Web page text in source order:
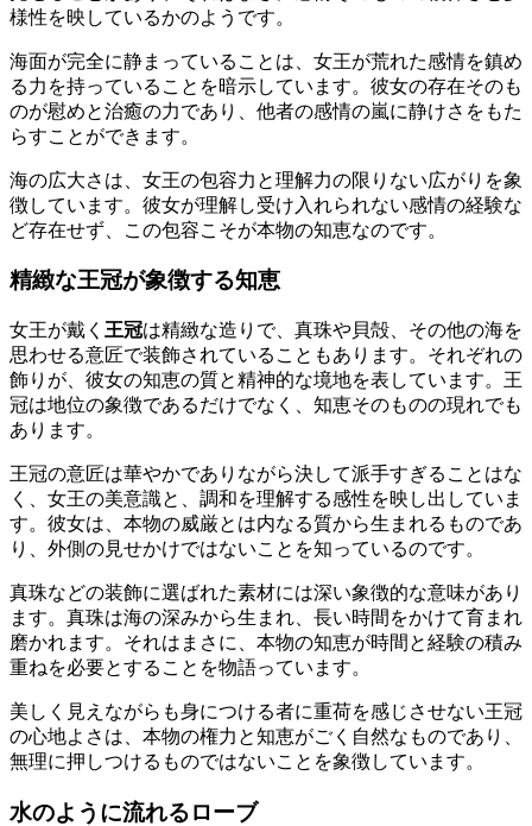
様性を映しているかのようです。
海面が完全に静まっていることは、女王が荒れた感情を鎮め
る力を持っていることを暗示しています。彼女の存在そのも
のが慰めと治癒の力であり、他者の感情の嵐に静けさをもた
らすことができます。
海の広大さは、女王の包容力と理解力の限りない広がりを象
徴しています。彼女が理解し受け入れられない感情の経験な
ど存在せず、この包容こそが本物の知恵なのです。
精緻な王冠が象徴する知恵
女王が戴く 王冠は精緻な造りで、真珠や貝殻、その他の海を
思わせる意匠で装飾されていることもあります。それぞれの
飾りが、彼女の知恵の質と精神的な境地を表しています。王
冠は地位の象徴であるだけでなく、知恵そのものの現れでも
あります。
王冠の意匠は華やかでありながら決して派手すぎることはな
く、女王の美意識と、調和を理解する感性を映し出していま
す。彼女は、本物の威厳とは内なる質から生まれるものであ
り、外側の見せかけではないことを知っているのです。
真珠などの装飾に選ばれた素材には深い象徴的な意味があり
ます。真珠は海の深みから生まれ、長い時間をかけて育まれ
磨かれます。それはまさに、本物の知恵が時間と経験の積み
重ねを必要とすることを物語っています。
美しく見えながらも身につける者に重荷を感じさせない王冠
の心地よさは、本物の権力と知恵がごく自然なものであり、
無理に押しつけるものではないことを象徴しています。
水のように流れるローブ